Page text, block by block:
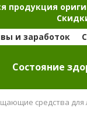
продукция
и заработок
Cостояние
средства для